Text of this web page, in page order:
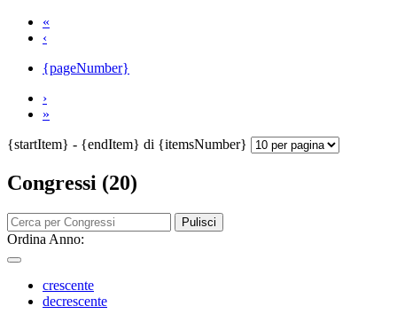
«
‹
{pageNumber}
›
»
{startItem} - {endItem} di {itemsNumber}
Congressi (20)
Pulisci
Ordina Anno:
crescente
decrescente